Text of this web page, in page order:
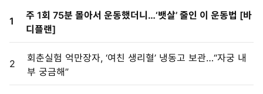
1
주 1회 75분 몰아서 운동했더니…‘뱃살’ 줄인 이 운동법 [바
디플랜]
2
회춘실험 억만장자, ‘여친 생리혈’ 냉동고 보관…“자궁 내
부 궁금해”